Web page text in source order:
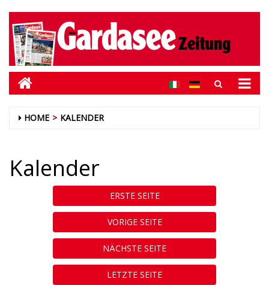
HOME KALENDER
Kalender
ERSTE SEITE
VORIGE SEITE
NÄCHSTE SEITE
LETZTE SEITE